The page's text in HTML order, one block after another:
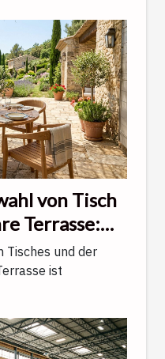
von Tisch
Terrasse:
Tisches und der
ist